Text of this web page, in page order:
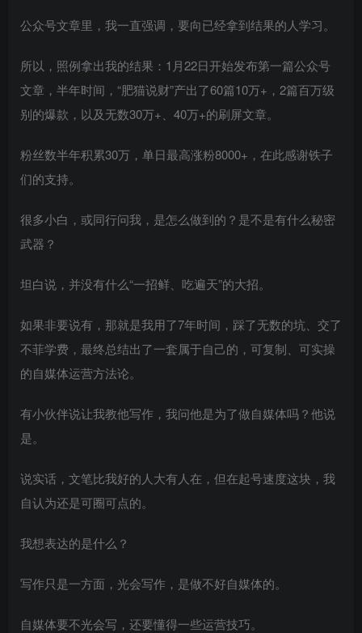
公众号文章里，我一直强调，要向已经拿到结果的人学习。
所以，照例拿出我的结果：1月22日开始发布第一篇公众号
文章，半年时间，“肥猫说财”产出了60篇10万+，2篇百万级
别的爆款，以及无数30万+、40万+的刷屏文章。
粉丝数半年积累30万，单日最高涨粉8000+，在此感谢铁子
们的支持。
很多小白，或同行问我，是怎么做到的？是不是有什么秘密
武器？
坦白说，并没有什么“一招鲜、吃遍天”的大招。
如果非要说有，那就是我用了7年时间，踩了无数的坑、交了
不菲学费，最终总结出了一套属于自己的，可复制、可实操
的自媒体运营方法论。
有小伙伴说让我教他写作，我问他是为了做自媒体吗？他说
是。
说实话，文笔比我好的人大有人在，但在起号速度这块，我
自认为还是可圈可点的。
我想表达的是什么？
写作只是一方面，光会写作，是做不好自媒体的。
自媒体要不光会写，还要懂得一些运营技巧。